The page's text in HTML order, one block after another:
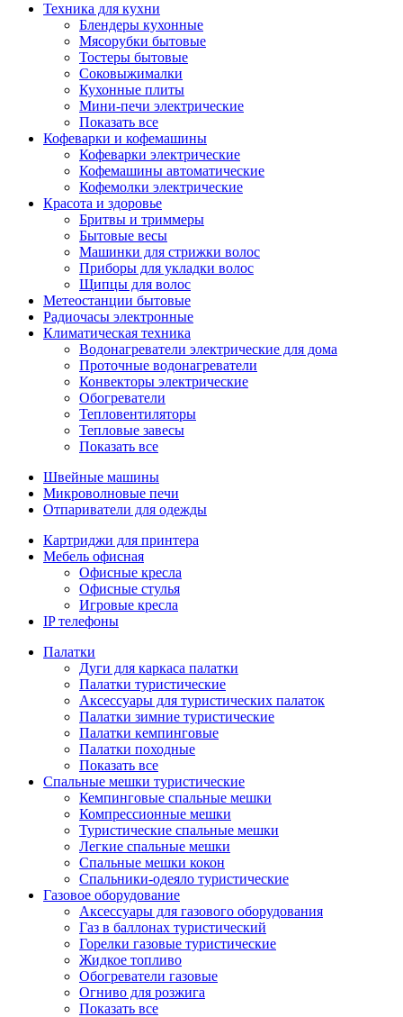
Техника для кухни
Блендеры кухонные
Мясорубки бытовые
Тостеры бытовые
Соковыжималки
Кухонные плиты
Мини-печи электрические
Показать все
Кофеварки и кофемашины
Кофеварки электрические
Кофемашины автоматические
Кофемолки электрические
Красота и здоровье
Бритвы и триммеры
Бытовые весы
Машинки для стрижки волос
Приборы для укладки волос
Щипцы для волос
Метеостанции бытовые
Радиочасы электронные
Климатическая техника
Водонагреватели электрические для дома
Проточные водонагреватели
Конвекторы электрические
Обогреватели
Тепловентиляторы
Тепловые завесы
Показать все
Швейные машины
Микроволновые печи
Отпариватели для одежды
Картриджи для принтера
Мебель офисная
Офисные кресла
Офисные стулья
Игровые кресла
IP телефоны
Палатки
Дуги для каркаса палатки
Палатки туристические
Аксессуары для туристических палаток
Палатки зимние туристические
Палатки кемпинговые
Палатки походные
Показать все
Спальные мешки туристические
Кемпинговые спальные мешки
Компрессионные мешки
Туристические спальные мешки
Легкие спальные мешки
Спальные мешки кокон
Спальники-одеяло туристические
Газовое оборудование
Аксессуары для газового оборудования
Газ в баллонах туристический
Горелки газовые туристические
Жидкое топливо
Обогреватели газовые
Огниво для розжига
Показать все